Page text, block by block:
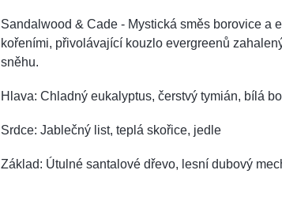
Sandalwood & Cade - Mystická směs borovice a
kořeními, přivolávající kouzlo evergreenů
sněhu.
Hlava: Chladný eukalyptus, čerstvý tymián, bílá
Srdce: Jablečný list, teplá skořice, jedle
Základ: Útulné santalové dřevo, lesní dubový